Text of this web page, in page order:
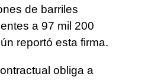
de barriles
a 97 mil 200
reportó esta firma.
obliga a